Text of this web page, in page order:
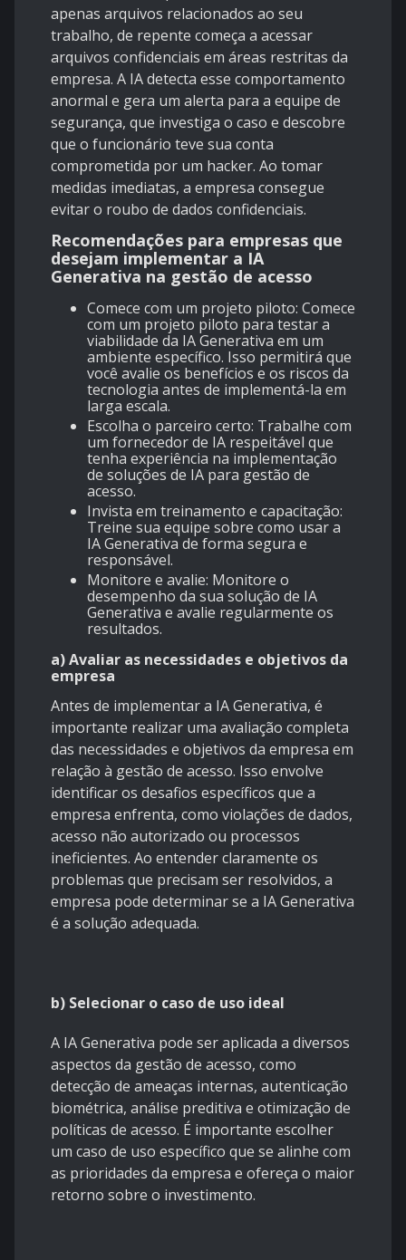
apenas arquivos relacionados ao seu
trabalho, de repente começa a acessar
arquivos confidenciais em áreas restritas da
empresa. A IA detecta esse comportamento
anormal e gera um alerta para a equipe de
segurança, que investiga o caso e descobre
que o funcionário teve sua conta
comprometida por um hacker. Ao tomar
medidas imediatas, a empresa consegue
evitar o roubo de dados confidenciais.
Recomendações para empresas que
desejam implementar a IA
Generativa na gestão de acesso
Comece com um projeto piloto: Comece
com um projeto piloto para testar a
viabilidade da IA Generativa em um
ambiente específico. Isso permitirá que
você avalie os benefícios e os riscos da
tecnologia antes de implementá-la em
larga escala.
Escolha o parceiro certo: Trabalhe com
um fornecedor de IA respeitável que
tenha experiência na implementação
de soluções de IA para gestão de
acesso.
Invista em treinamento e capacitação:
Treine sua equipe sobre como usar a
IA Generativa de forma segura e
responsável.
Monitore e avalie: Monitore o
desempenho da sua solução de IA
Generativa e avalie regularmente os
resultados.
a) Avaliar as necessidades e objetivos da
empresa
Antes de implementar a IA Generativa, é
importante realizar uma avaliação completa
das necessidades e objetivos da empresa em
relação à gestão de acesso. Isso envolve
identificar os desafios específicos que a
empresa enfrenta, como violações de dados,
acesso não autorizado ou processos
ineficientes. Ao entender claramente os
problemas que precisam ser resolvidos, a
empresa pode determinar se a IA Generativa
é a solução adequada.
b) Selecionar o caso de uso ideal
A IA Generativa pode ser aplicada a diversos
aspectos da gestão de acesso, como
detecção de ameaças internas, autenticação
biométrica, análise preditiva e otimização de
políticas de acesso. É importante escolher
um caso de uso específico que se alinhe com
as prioridades da empresa e ofereça o maior
retorno sobre o investimento.